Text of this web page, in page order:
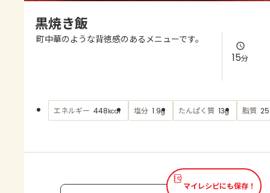
よくあるお問い合わせ
AJINOMOTO PARK とは
黒焼き飯
町中華のような背徳感のあるメニューです。
15分
エネルギー 448kcal 塩分 1.9g たんぱく質 13g 脂質
マイレシピにも保存！